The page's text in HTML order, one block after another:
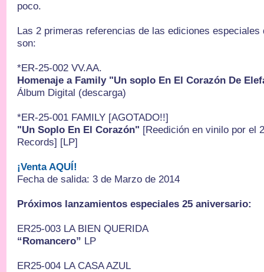
poco.
Las 2 primeras referencias de las ediciones
son:
*ER-25-002 VV.AA.
Homenaje a Family "Un soplo En El Corazón De
Álbum Digital (descarga)
*ER-25-001 FAMILY [AGOTADO!!]
"Un Soplo En El Corazón" [Reedición en vinilo por el
Records] [LP]
¡Venta AQUÍ!
Fecha de salida: 3 de Marzo de 2014
Próximos lanzamientos especiales 25 aniversario:
ER25-003 LA BIEN QUERIDA
“Romancero” LP
ER25-004 LA CASA AZUL